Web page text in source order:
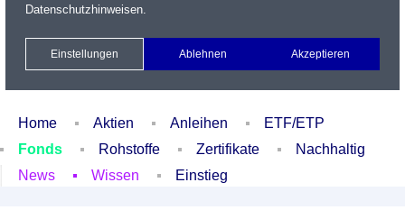
Xetra Realtime
Watchlist Portfolio Login
Home Aktien Anleihen
ETF/ETP
Fonds
Rohstoffe Zertifikate
Nachhaltig
News
Wissen Einstieg
Datenschutzhinweisen.
Einstellungen Ablehnen Akzeptieren